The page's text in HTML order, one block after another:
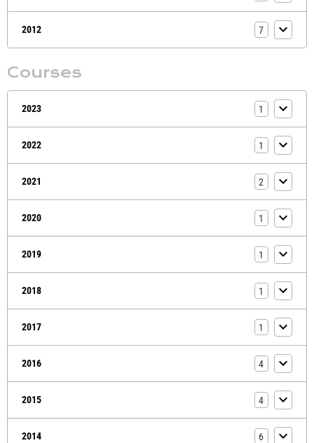
2012 7
Courses
2023 1
2022 1
2021 2
2020 1
2019 1
2018 1
2017 1
2016 4
2015 4
2014 6